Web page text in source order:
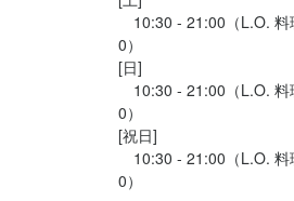
10:30 - 21:00（L.O. 料
0）
[日]
10:30 - 21:00（L.O. 料
0）
[祝日]
10:30 - 21:00（L.O. 料
0）
「行きつけにしたい店」と思っていた
目標（定量的イメージ）
	•	短期（1〜2年）
・セカンドブランド1号店を成功させる
・収益モデル・オペレーションの確立
・SNS・PRを通じたブランド認知の拡
標準化されたオペレーション・教育シ
店舗が増えても品質と体験をブレさせ
	4.	人材育成とチーム作り
ピッツァ職人が誇りを持ち、成長で
仲間とともにブランドを広げていく。
	5.	地域密着とファンづくり
店舗ごとに地域の文化や人とのつな
「行きつけにしたい店」と思っていた
	4.	人材育成とチーム作り
ピッツァ職人が誇りを持ち、成長でき
仲間とともにブランドを広げていく。
	5.	地域密着とファンづくり
店舗ごとに地域の文化や人とのつなが
「行きつけにしたい店」と思っていた
目標（定量的イメージ）
	•	短期（1〜2年）
・セカンドブランド1号店を成功させる
・収益モデル・オペレーションの確立
・SNS・PRを通じたブランド認知の拡
	•	中期（3〜5年）
・5店舗の多店舗展開を実現